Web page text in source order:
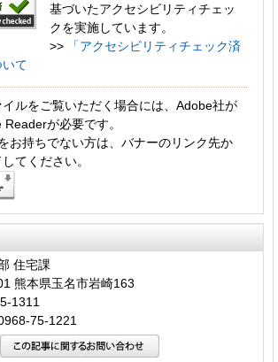
基づいたアクセシビリティチェッ
クを実施しています。
>>
「アクセシビリティチェック済
て
ルをご覧いただく場合には、Adobe社が
が必要です。
お持ちでない方は、バナーのリンク先か
てください。
住宅課
熊本県玉名市岩崎163
1311
75-1221